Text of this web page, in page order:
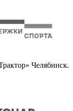
Челябинск.